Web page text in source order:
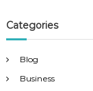
Categories
Blog
Business